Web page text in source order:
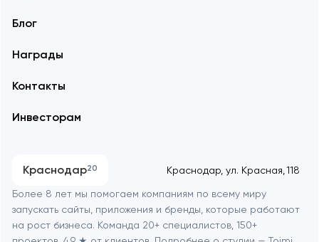
Блог
Награды
Контакты
Инвесторам
Краснодар20 Краснодар, ул. Красная, 118
Более 8 лет мы помогаем компаниям по всему миру
запускать сайты, приложения и бренды, которые работают
на рост бизнеса. Команда 20+ специалистов, 150+